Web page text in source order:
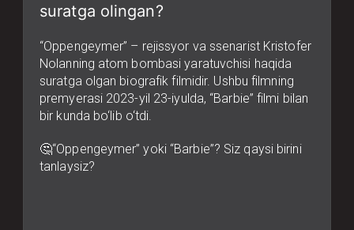
suratga olingan?
“Oppengeymer” – rejissyor va ssenarist Kristofer
Nolanning atom bombasi yaratuvchisi haqida
suratga olgan biografik filmidir. Ushbu filmning
premyerasi 2023-yil 23-iyulda, “Barbie” filmi bilan
bir kunda bo‘lib o‘tdi.
🤔“Oppengeymer” yoki “Barbie”? Siz qaysi birini
tanlaysiz?